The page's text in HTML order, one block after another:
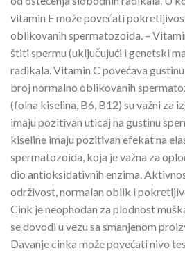
vitamin E može povećati
oblikovanih spermatozoida. –
štiti spermu (uključujući i genetski
radikala. Vitamin C povećava
broj normalno oblikovanih
(folna kiselina, B6, B12) su važni za
imaju pozitivan uticaj na gustinu
kiseline imaju pozitivan efekat na
spermatozoida, koja je važna za
dio antioksidativnih enzima.
održivost, normalan oblik i
Cink je neophodan za plodnost
se dovodi u vezu sa smanjenom
Davanje cinka može povećati nivo